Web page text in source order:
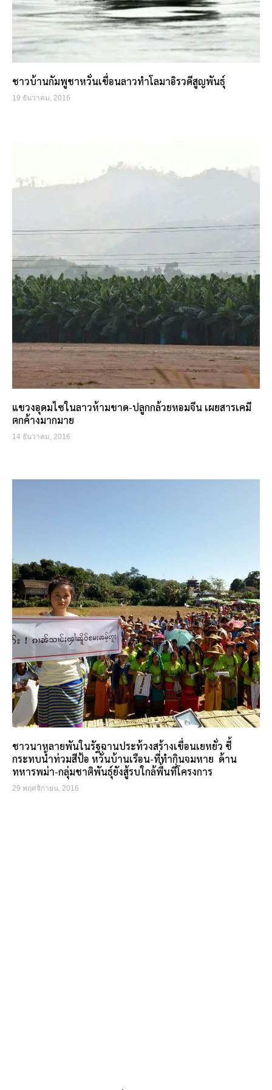
ชาวบ้านกัมพูชาหวั่นเขื่อนลาวทำโลมาอิรวดีสูญพันธุ์
19 ธันวาคม, 2016
แขวงอุดมไซในลาวห้ามขาด-ปลูกกล้วยหอมจีน เผยสารเคมี
ตกค้างมากมาย
14 ธันวาคม, 2016
ชาวนาหลายพันในรัฐฉานประท้วงสร้างเขื่อนเยหยั่ว ชี้
กระทบน้ำท่วมสีป้อ หวั่นบ้านเรือน-ที่ทำกินจมหาย ด้าน
ทหารพม่า-กลุ่มชาติพันธุ์ยังสู้รบใกล้พื้นที่โครงการ
29 พฤศจิกายน, 2016